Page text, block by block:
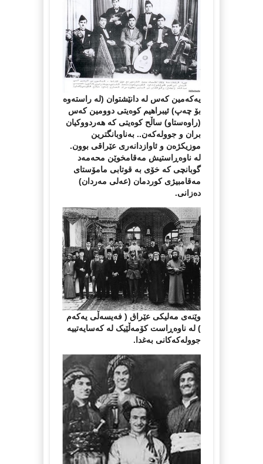
يەکەمین کەس لە دانێشتوان (لە راستەوە
بۆ چەپ) ئیبراهیم کوەیتی دوومین کەس
(راوەستاو) ساڵح کوەیتی کە هەردووکیان
بران و جوولەکەن.. بەناوبانگترین
موزیکژەن و ئاوازدانەری عێراقی بوون.
لە ناوەڕاستیش مەقامخوێن محەمەد
گوبانچی کە خۆی بە قوتابی مامۆستای
مەقامبیژی کوردمان (عەلی مەردان)
دەزانی.
وێنه‌ی مەلیکی عێراق ( فەیسەڵی یەکەم
) له‌ ناوه‌ڕاست كۆمەڵێیک لە کەسایەتییە
جوولەکەکانی بەغدا.